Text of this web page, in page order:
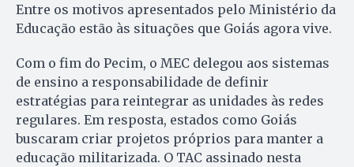
Entre os motivos apresentados pelo Ministério da
Educação estão às situações que Goiás agora vive.
Com o fim do Pecim, o MEC delegou aos sistemas
de ensino a responsabilidade de definir
estratégias para reintegrar as unidades às redes
regulares. Em resposta, estados como Goiás
buscaram criar projetos próprios para manter a
educação militarizada. O TAC assinado nesta